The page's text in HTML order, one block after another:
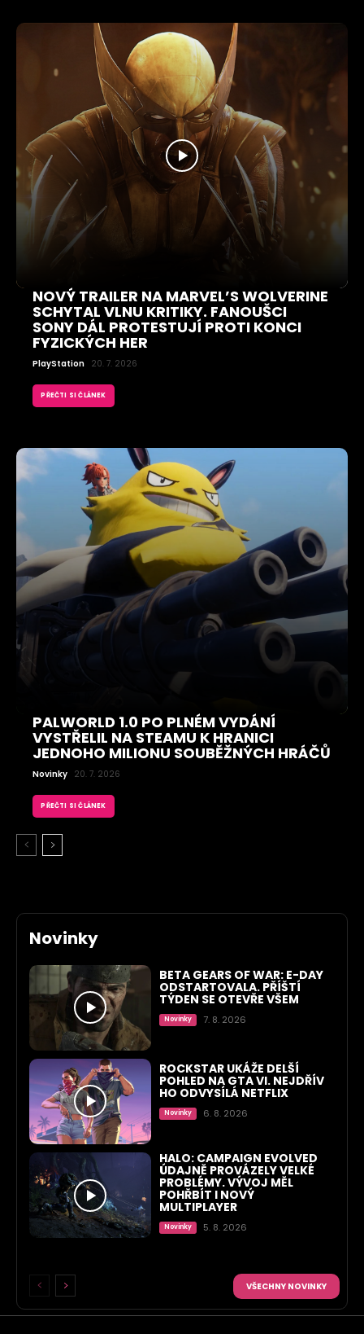
NOVÝ TRAILER NA MARVEL’S WOLVERINE
SCHYTAL VLNU KRITIKY. FANOUŠCI
SONY DÁL PROTESTUJÍ PROTI KONCI
FYZICKÝCH HER
PlayStation 20. 7. 2026
PŘEČTI SI ČLÁNEK
PALWORLD 1.0 PO PLNÉM VYDÁNÍ
VYSTŘELIL NA STEAMU K HRANICI
JEDNOHO MILIONU SOUBĚŽNÝCH HRÁČŮ
Novinky 20. 7. 2026
PŘEČTI SI ČLÁNEK
Novinky
BETA GEARS OF WAR: E-DAY
ODSTARTOVALA. PŘÍŠTÍ
TÝDEN SE OTEVŘE VŠEM
Novinky 7. 8. 2026
ROCKSTAR UKÁŽE DELŠÍ
POHLED NA GTA VI. NEJDŘÍV
HO ODVYSÍLÁ NETFLIX
Novinky 6. 8. 2026
HALO: CAMPAIGN EVOLVED
ÚDAJNĚ PROVÁZELY VELKÉ
PROBLÉMY. VÝVOJ MĚL
POHŘBÍT I NOVÝ
MULTIPLAYER
Novinky 5. 8. 2026
VŠECHNY NOVINKY